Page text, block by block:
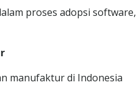
proses adopsi software,
manufaktur di Indonesia